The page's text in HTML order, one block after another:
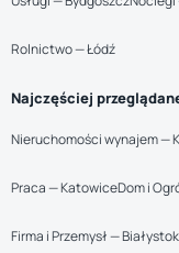
Rolnictwo — Łódź
Najczęściej
Nieruchomości wynajem —
Praca — KatowiceDom i
Firma i Przemysł — Białystok